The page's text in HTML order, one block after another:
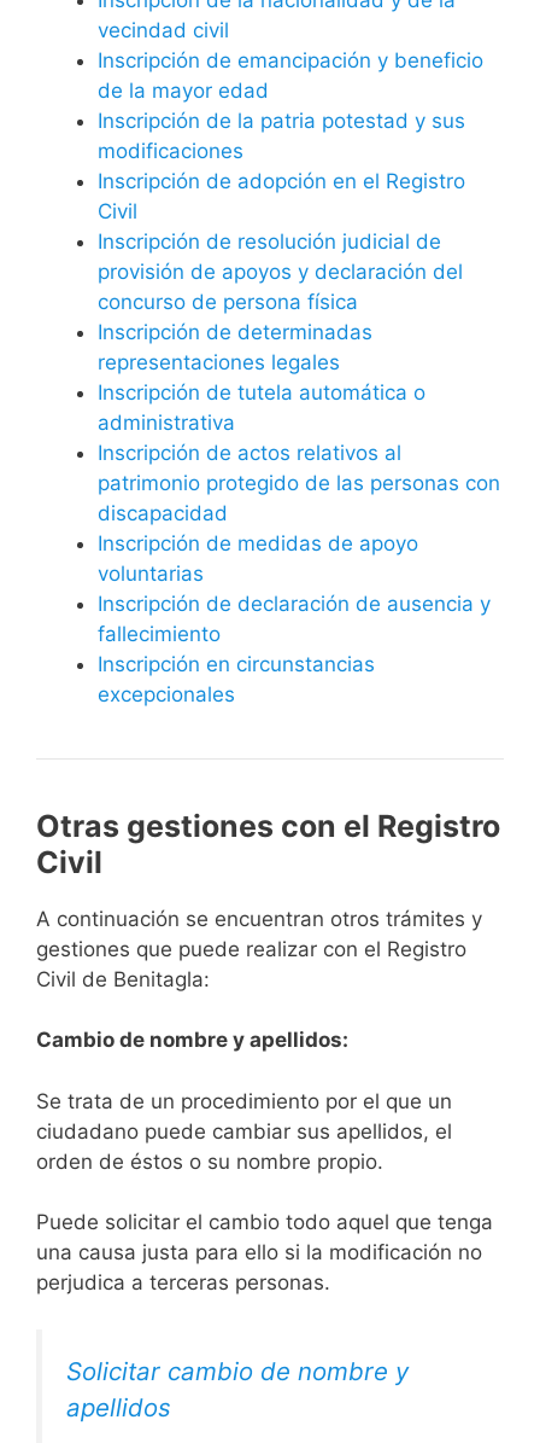
vecindad civil
Inscripción de emancipación y beneficio
de la mayor edad
Inscripción de la patria potestad y sus
modificaciones
Inscripción de adopción en el Registro
Civil
Inscripción de resolución judicial de
provisión de apoyos y declaración del
concurso de persona física
Inscripción de determinadas
representaciones legales
Inscripción de tutela automática o
administrativa
Inscripción de actos relativos al
patrimonio protegido de las personas con
discapacidad
Inscripción de medidas de apoyo
voluntarias
Inscripción de declaración de ausencia y
fallecimiento
Inscripción en circunstancias
excepcionales
Otras gestiones con el Registro
Civil
A continuación se encuentran otros trámites y
gestiones que puede realizar con el Registro
Civil de Benitagla:
Cambio de nombre y apellidos:
Se trata de un procedimiento por el que un
ciudadano puede cambiar sus apellidos, el
orden de éstos o su nombre propio.
Puede solicitar el cambio todo aquel que tenga
una causa justa para ello si la modificación no
perjudica a terceras personas.
Solicitar cambio de nombre y
apellidos